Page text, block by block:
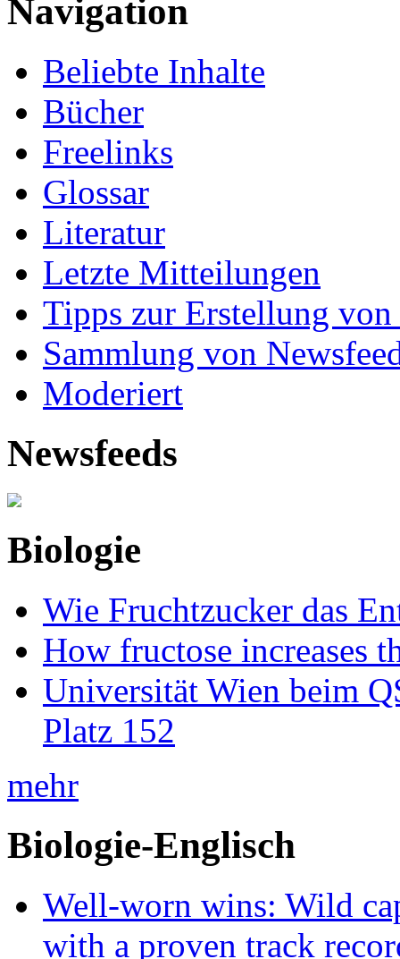
Navigation
Beliebte Inhalte
Bücher
Freelinks
Glossar
Literatur
Letzte Mitteilungen
Tipps zur Erstellung
Sammlung von
Moderiert
Newsfeeds
Biologie
Wie Fruchtzucker das
How fructose increases
Universität Wien beim
Platz 152
mehr
Biologie-Englisch
Well-worn wins: Wild
with a proven track